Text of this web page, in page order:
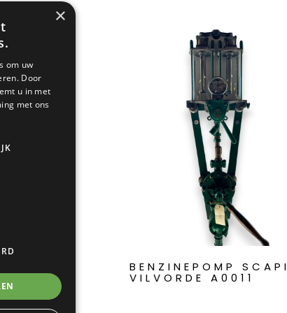
BENZINEPOMP SCAPI
VILVORDE A0011
×
om uw
Door
u in met
met ons